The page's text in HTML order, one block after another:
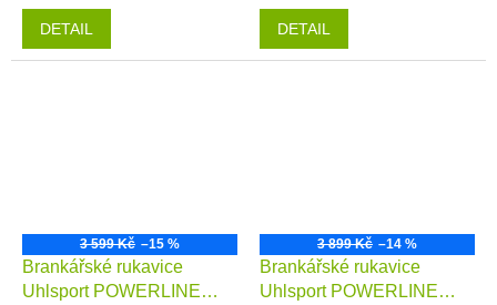
DETAIL DETAIL
3 599 Kč –15 %
Brankářské rukavice
Uhlsport POWERLINE
3 899 Kč –14 %
Brankářské rukavice
Uhlsport POWERLINE